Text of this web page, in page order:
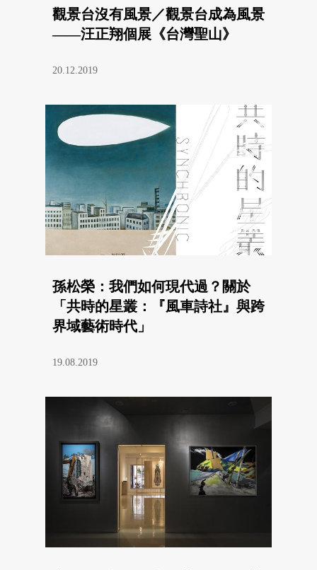
觀景台沒有風景／觀景台成為風景
——汪正翔個展《台灣聖山》
20.12.2019
孫松榮：我們如何現代過？關於
「共時的星叢：『風車詩社』與跨
界域藝術時代」
19.08.2019